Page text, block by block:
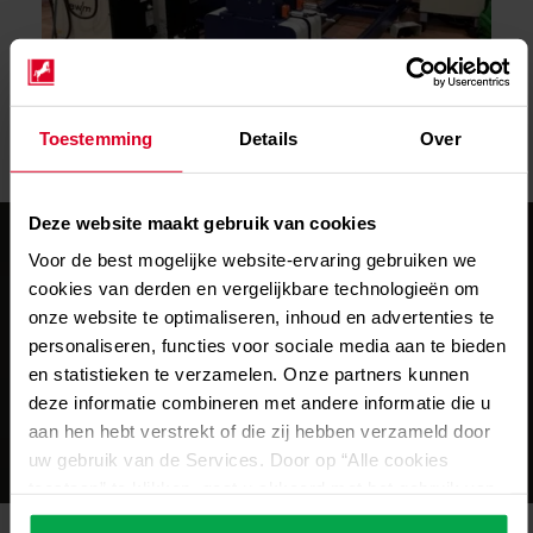
Toestemming Details Over
Deze website maakt gebruik van cookies
Voor de best mogelijke website-ervaring gebruiken we
cookies van derden en vergelijkbare technologieën om
onze website te optimaliseren, inhoud en advertenties te
personaliseren, functies voor sociale media aan te bieden
en statistieken te verzamelen. Onze partners kunnen
deze informatie combineren met andere informatie die u
aan hen hebt verstrekt of die zij hebben verzameld door
uw gebruik van de Services. Door op “Alle cookies
alle cookies, inclusief de gegevensverwerking en het
Video van Rondnaad lasmachine Panther
Hybrid.
Video bekijken